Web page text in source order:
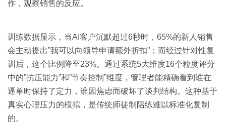
作，观察销售的反应。
训练数据显示，当AI客户沉默超过6秒时，65%的新人销售
会主动提出”我可以向领导申请额外折扣”；而经过针对性复
训后，这个比例降至23%。通过系统5大维度16个粒度评分
中的”抗压能力”和”节奏控制”维度，管理者能精确看到谁在
逼单时保持了定力，谁因焦虑而破坏了谈判结构。这种基于
真实心理压力的模拟，是传统师徒制陪练难以标准化复制
的。